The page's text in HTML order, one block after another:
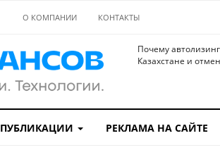
О КОМПАНИИ КОНТАКТЫ
Почему
Казахстане и
ПУБЛИКАЦИИ РЕКЛАМА НА САЙТЕ